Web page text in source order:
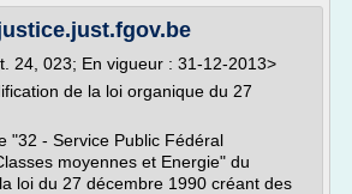
24, 023; En vigueur : 31-12-2013>
de la loi organique du 27
"32 - Service Public Fédéral
moyennes et Energie" du
loi du 27 décembre 1990 créant des